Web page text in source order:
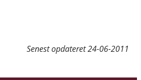
Senest opdateret24-06-2011